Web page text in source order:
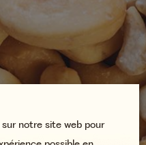
notre site web pour